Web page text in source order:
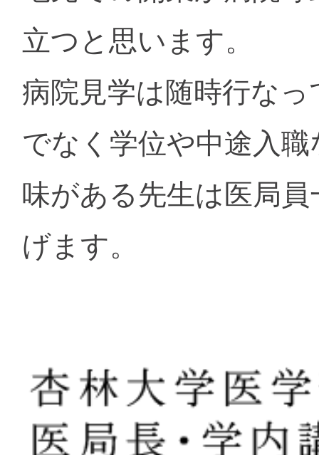
立つと思います。
病院見学は随時行な
でなく学位や中途入
味がある先生は医局
げます。